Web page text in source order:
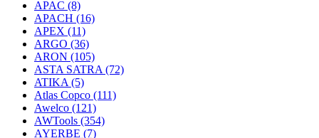
APAC (8)
APACH (16)
APEX (11)
ARGO (36)
ARON (105)
ASTA SATRA (72)
ATIKA (5)
Atlas Copco (111)
Awelco (121)
AWTools (354)
AYERBE (7)